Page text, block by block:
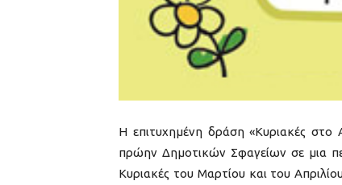
Η επιτυχημένη δράση «Κυριακές στο
πρώην Δημοτικών Σφαγείων σε μια
Κυριακές του Μαρτίου και του